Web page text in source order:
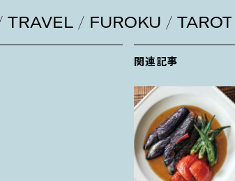
TRAVEL FUROKU TAROT
関連記事